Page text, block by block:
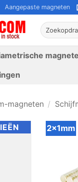
Aangepaste magneten
Zoeken
naar:
magneten /
2x1mm